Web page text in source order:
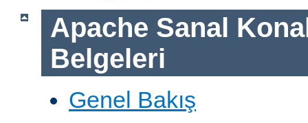
Apache Sanal
Belgeleri
Genel Bakış